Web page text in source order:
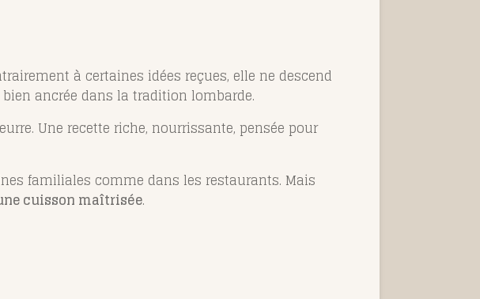
à certaines idées reçues, elle ne descend
ancrée dans la tradition lombarde.
Une recette riche, nourrissante, pensée pour
familiales comme dans les restaurants. Mais
cuisson maîtrisée.